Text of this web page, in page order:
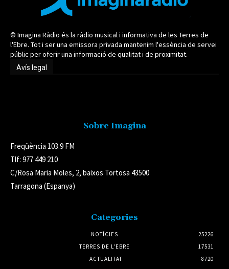
© Imagina Ràdio és la ràdio musical i informativa de les Terres de
l'Ebre. Tot i ser una emissora privada mantenim l'essència de servei
públic per oferir una informació de qualitat i de proximitat.
Avís legal
Sobre Imagina
Freqüència 103.9 FM
Tlf: 977 449 210
C/Rosa Maria Moles, 2, baixos Tortosa 43500
Tarragona (Espanya)
Categories
NOTÍCIES
25226
TERRES DE L'EBRE
17531
ACTUALITAT
8720